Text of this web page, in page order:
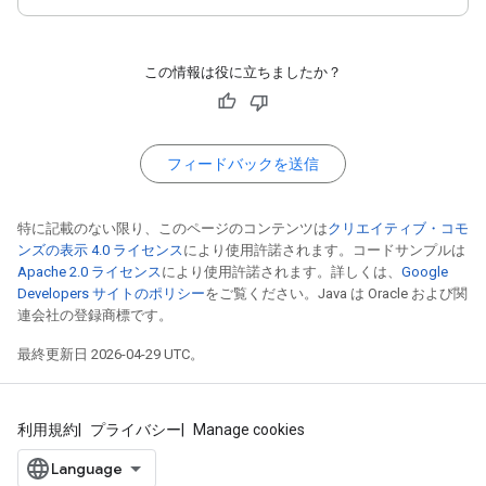
この情報は役に立ちましたか？
フィードバックを送信
特に記載のない限り、このページのコンテンツはクリエイティブ・コモ
ンズの表示 4.0 ライセンス により使用許諾されます。コードサンプルは
Apache 2.0 ライセンス により使用許諾されます。詳しくは、 Google
Developers サイトのポリシーをご覧ください。Java は Oracle および関
連会社の登録商標です。
最終更新日 2026-04-29 UTC。
利用規約 プライバシー Manage cookies